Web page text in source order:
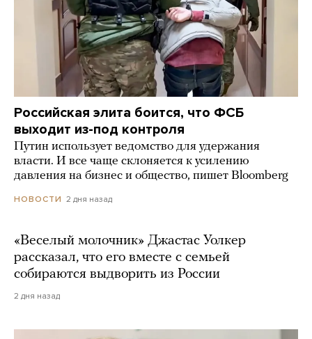
Российская элита боится, что ФСБ
выходит из-под контроля
Путин использует ведомство для удержания
власти. И все чаще склоняется к усилению
давления на бизнес и общество, пишет Bloomberg
НОВОСТИ 2 дня назад
«Веселый молочник» Джастас Уолкер
рассказал, что его вместе с семьей
собираются выдворить из России
2 дня назад